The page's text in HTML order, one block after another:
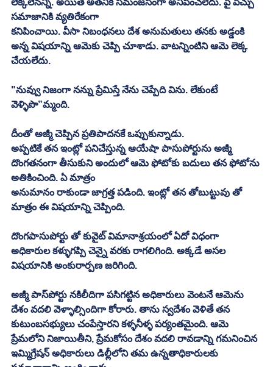
సమాజానికి వ్యతిరేకంగా
కనిపించాయి. వీసా నిబంధనలు దేశ అనుమతులు తనకు అడ్డంకి
అన్న విషయాన్ని ఆమెకు చెప్పి చూశాడు. వాటన్నింటిని ఆమె లెక్క
చేయలేదు.
"నువ్వు నిజంగా నన్ను ప్రేమిస్తే నేను చెప్పేది విను. లేకుంటే
వెళ్ళిపొ”మ్మంది.
దీంతో అజ్మీ చెప్పిన ప్రతిపాదనకే ఒప్పుకున్నాడు.
అప్పటికే తన ఇంట్లో పనిచేస్తున్న ఆయేషా పాసుపోర్టును అజ్మీ
దొంగతనంగా తీసుకుని అందులో ఆమె ఫోటోకు బదులు తన ఫోటోను
అతికించింది. ఏ మాత్రం
అనుమానం రాకుండా జాగ్రత్త పడింది. ఇంట్లో తన తోబుట్టువు తో
మాత్రం ఈ విషయాన్ని చెప్పింది.
దొంగపాసుపోర్టు తో కువైట్‌ విమానాశ్రయంలో ఏదో విధంగా
అధికారుల కళ్ళుగప్పి చెన్నై వరకు రాగలిగింది. అక్కడే అసల
విషయానికి అంకురార్పణ జరిగింది.
అజ్మీ పాస్‌పోర్టు నకిలీదిగా పసిగట్టిన అధికారులు వెంటనే ఆమెను
దేశం వదలి వెళ్ళాల్సిందిగా కోరారు. తాను స్వదేశం వెళితే తన
కుటుంబసభ్యులు చంపేస్తారని కళ్ళనీళ్ళ పర్యంతమైంది. ఆమె
ప్రేమలోని నిజాయితీని, ప్రేమకోసం దేశం వదలి రావడాన్ని గమనించిన
ఇమ్మిగ్రేషన్‌ అధికారులు డిల్లీలోని తమ ఉన్నతాధికారులకు